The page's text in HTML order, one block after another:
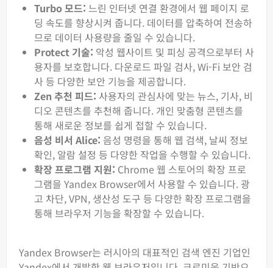
Turbo 모드: 느린 인터넷 연결 환경에서 웹 페이지 로
딩 속도를 향상시켜 줍니다. 데이터를 압축하여 전송하
므로 데이터 사용량을 줄일 수 있습니다.
Protect 기술: 악성 웹사이트 및 피싱 공격으로부터 사
용자를 보호합니다. 다운로드 파일 검사, Wi-Fi 보안 검
사 등 다양한 보안 기능을 제공합니다.
Zen 추천 피드: 사용자의 관심사에 맞는 뉴스, 기사, 비
디오 콘텐츠를 추천해 줍니다. 개인 맞춤형 콘텐츠를
통해 새로운 정보를 쉽게 접할 수 있습니다.
음성 비서 Alice: 음성 명령을 통해 웹 검색, 날씨 정보
확인, 알람 설정 등 다양한 작업을 수행할 수 있습니다.
확장 프로그램 지원: Chrome 웹 스토어의 확장 프로
그램을 Yandex Browser에서 사용할 수 있습니다. 광
고 차단, VPN, 생산성 도구 등 다양한 확장 프로그램을
통해 브라우저 기능을 확장할 수 있습니다.
Yandex Browser는 러시아의 대표적인 검색 엔진 기업인